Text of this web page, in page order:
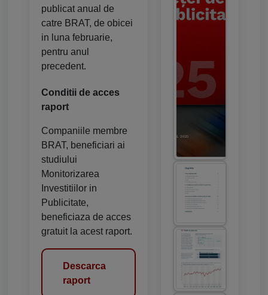
publicat anual de
catre BRAT, de obicei
in luna februarie,
pentru anul
precedent.
Conditii de acces
raport
Companiile membre
BRAT, beneficiari ai
studiului
Monitorizarea
Investitiilor in
Publicitate,
beneficiaza de acces
gratuit la acest raport.
Descarca
raport